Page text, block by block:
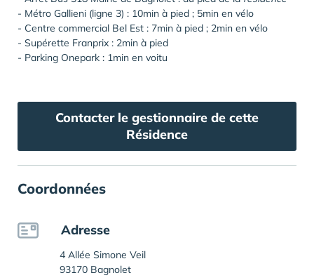
- Métro Gallieni (ligne 3) : 10min à pied ; 5min en vélo
- Centre commercial Bel Est : 7min à pied ; 2min en vélo
- Supérette Franprix : 2min à pied
- Parking Onepark : 1min en voitu
Contacter le gestionnaire de cette
Résidence
Coordonnées
Adresse
4 Allée Simone Veil
93170 Bagnolet